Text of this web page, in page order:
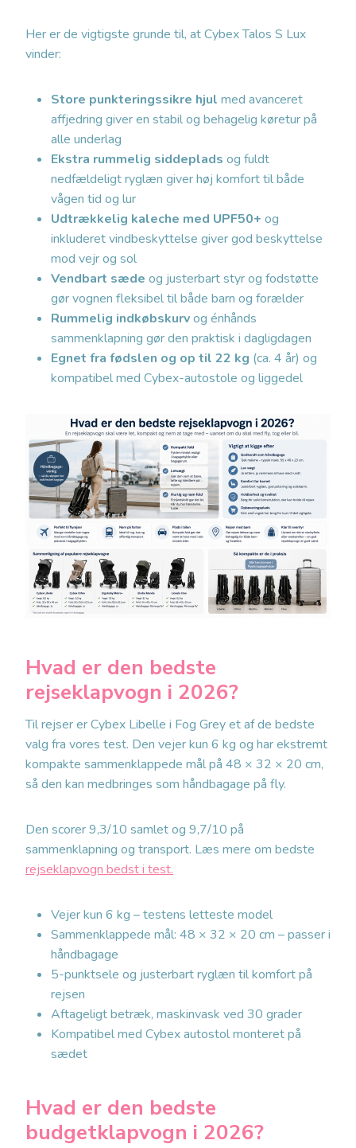
Her er de vigtigste grunde til, at Cybex Talos S Lux
vinder:
Store punkteringssikre hjul med avanceret
affjedring giver en stabil og behagelig køretur på
alle underlag
Ekstra rummelig siddeplads og fuldt
nedfældeligt ryglæn giver høj komfort til både
vågen tid og lur
Udtrækkelig kaleche med UPF50+ og
inkluderet vindbeskyttelse giver god beskyttelse
mod vejr og sol
Vendbart sæde og justerbart styr og fodstøtte
gør vognen fleksibel til både barn og forælder
Rummelig indkøbskurvog énhånds
sammenklapning gør den praktisk i dagligdagen
Egnet fra fødslen og op til 22 kg (ca. 4 år) og
kompatibel med Cybex-autostole og liggedel
Hvad er den bedste
rejseklapvogn i 2026?
Til rejser er Cybex Libelle i Fog Grey et af de bedste
valg fra vores test. Den vejer kun 6 kg og har ekstremt
kompakte sammenklappede mål på 48 × 32 × 20 cm,
så den kan medbringes som håndbagage på fly.
Den scorer 9,3/10 samlet og 9,7/10 på
sammenklapning og transport. Læs mere om bedste
rejseklapvogn bedst i test.
Vejer kun 6 kg – testens letteste model
Sammenklappede mål: 48 × 32 × 20 cm – passer i
håndbagage
5-punktsele og justerbart ryglæn til komfort på
rejsen
Aftageligt betræk, maskinvask ved 30 grader
Kompatibel med Cybex autostol monteret på
sædet
Hvad er den bedste
budgetklapvogn i 2026?